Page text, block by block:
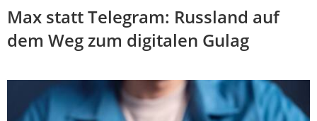
Max statt Telegram: Russland auf
dem Weg zum digitalen Gulag